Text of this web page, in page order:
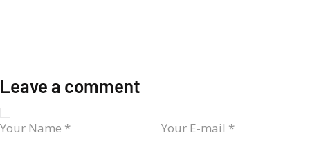
Leave a comment